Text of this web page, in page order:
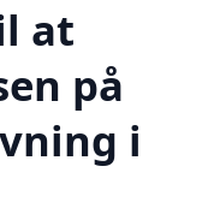
at
på
i